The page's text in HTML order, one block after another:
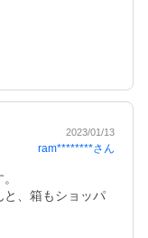
2023/01/13
ram********さん
と、箱もショッパ